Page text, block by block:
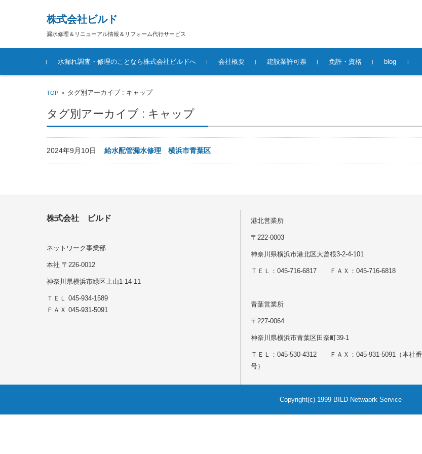
株式会社ビルド
漏水修理＆リニューアル情報＆リフォーム代行サービス
コンテンツに移動
水漏れ調査・修理のことなら株式会社ビルドへ
会社概要 建設業許可票 免許・資格 blog
TOP > タグ別アーカイブ : キャップ
タグ別アーカイブ : キャップ
2024年9月10日 給水配管漏水修理 横浜市青葉区
株式会社 ビルド
ネットワーク事業部
本社 〒226-0012
神奈川県横浜市緑区上山1-14-11
ＴＥＬ 045-934-1589
ＦＡＸ 045-931-5091
港北営業所
〒222-0003
神奈川県横浜市港北区大曾根3-2-4-101
ＴＥＬ：045-716-6817 ＦＡＸ：045-716-6818
青葉営業所
〒227-0064
神奈川県横浜市青葉区田奈町39-1
ＴＥＬ：045-530-4312 ＦＡＸ：045-931-5091（本社番
号）
Copyright(c) 1999 BILD Netwaork Service